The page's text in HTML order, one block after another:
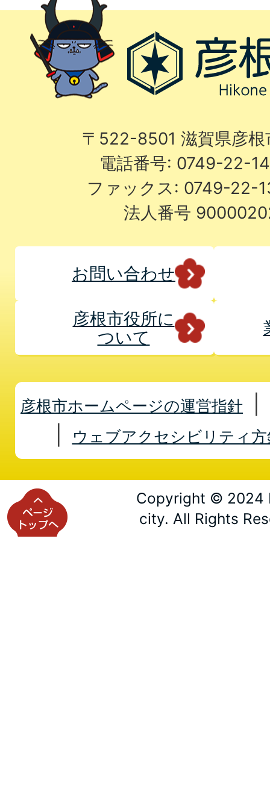
〒522-8501 滋賀県彦
電話番号: 0749-22-
ファックス: 0749-22-
法人番号
お問い合わせ
彦根市役所に
ついて
彦根市ホームページの運営指針
ウェブアクセシビリティ方
Copyright © 2024
city. All Rights